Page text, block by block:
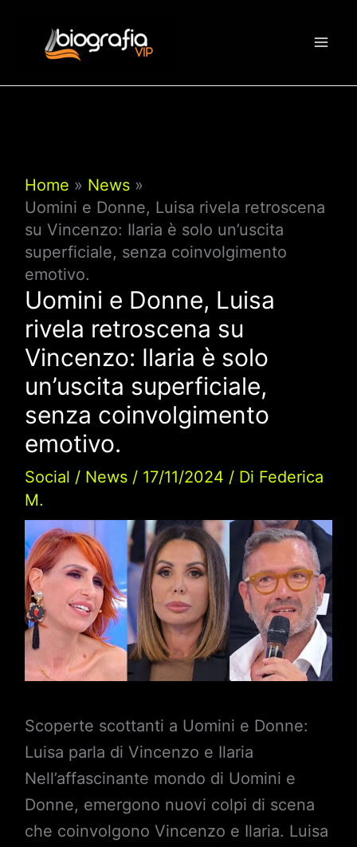
contenuto
Home
News
Uomini e Donne, Luisa rivela retroscena
su Vincenzo: Ilaria è solo un’uscita
superficiale, senza coinvolgimento
emotivo.
Uomini e Donne, Luisa
rivela retroscena su
Vincenzo: Ilaria è solo
un’uscita superficiale,
senza coinvolgimento
emotivo.
Social / News/ 17/11/2024 / Di Federica
M.
Scoperte scottanti a Uomini e Donne:
Luisa parla di Vincenzo e Ilaria
Nell’affascinante mondo di Uomini e
Donne, emergono nuovi colpi di scena
che coinvolgono Vincenzo e Ilaria. Luisa